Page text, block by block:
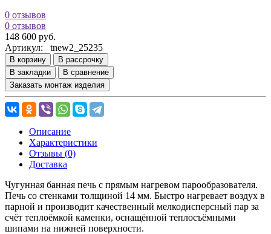
0 отзывов
0 отзывов
148 600 руб.
Артикул: tnew2_25235
В корзину
В рассрочку
В закладки
В сравнение
Заказать монтаж изделия
Описание
Характеристики
Отзывы (0)
Доставка
Чугунная банная печь с прямым нагревом парообразователя.
Печь со стенками толщиной 14 мм. Быстро нагревает воздух в
парной и производит качественный мелкодисперсный пар за
счёт теплоёмкой каменки, оснащённой теплосъёмными
шипами на нижней поверхности.